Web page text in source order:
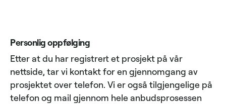
Personlig oppfølging
Etter at du har registrert et prosjekt på vår
nettside, tar vi kontakt for en gjennomgang av
prosjektet over telefon. Vi er også tilgjengelige på
telefon og mail gjennom hele anbudsprosessen